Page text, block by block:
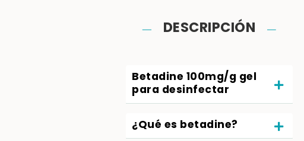
DESCRIPCIÓN
Betadine 100mg/g gel
para desinfectar
¿Qué es betadine?